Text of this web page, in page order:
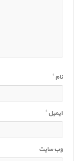
نام*
ایمیل*
وب‌ سایت